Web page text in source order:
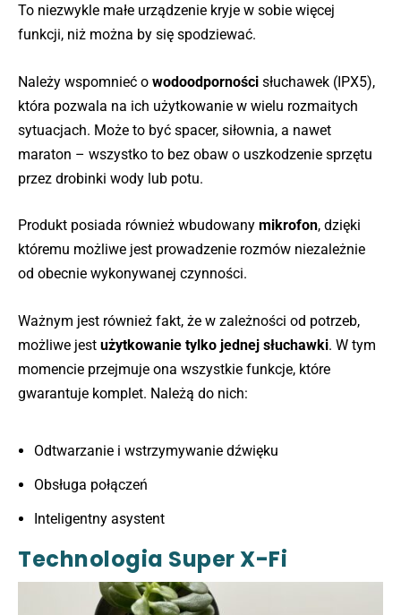
To niezwykle małe urządzenie kryje w sobie więcej
funkcji, niż można by się spodziewać.
Należy wspomnieć o wodoodporności słuchawek (IPX5),
która pozwala na ich użytkowanie w wielu rozmaitych
sytuacjach. Może to być spacer, siłownia, a nawet
maraton – wszystko to bez obaw o uszkodzenie sprzętu
przez drobinki wody lub potu.
Produkt posiada również wbudowany mikrofon, dzięki
któremu możliwe jest prowadzenie rozmów niezależnie
od obecnie wykonywanej czynności.
Ważnym jest również fakt, że w zależności od potrzeb,
możliwe jest użytkowanie tylko jednej słuchawki. W tym
momencie przejmuje ona wszystkie funkcje, które
gwarantuje komplet. Należą do nich:
Odtwarzanie i wstrzymywanie dźwięku
Obsługa połączeń
Inteligentny asystent
Technologia Super X-Fi